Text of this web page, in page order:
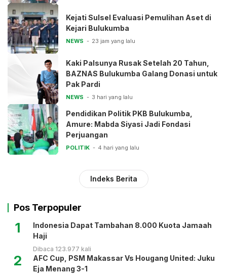
Kejati Sulsel Evaluasi Pemulihan Aset di
Kejari Bulukumba
NEWS 23 jam yang lalu
Kaki Palsunya Rusak Setelah 20 Tahun,
BAZNAS Bulukumba Galang Donasi untuk
Pak Pardi
NEWS 3 hari yang lalu
Pendidikan Politik PKB Bulukumba,
Amure: Mabda Siyasi Jadi Fondasi
Perjuangan
POLITIK 4 hari yang lalu
Indeks Berita
Pos Terpopuler
1
Indonesia Dapat Tambahan 8.000 Kuota Jamaah
Haji
Dibaca 123.977 kali
2
AFC Cup, PSM Makassar Vs Hougang United: Juku
Eja Menang 3-1